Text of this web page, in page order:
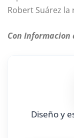
Robert Suárez
Con Informacion
Diseño y